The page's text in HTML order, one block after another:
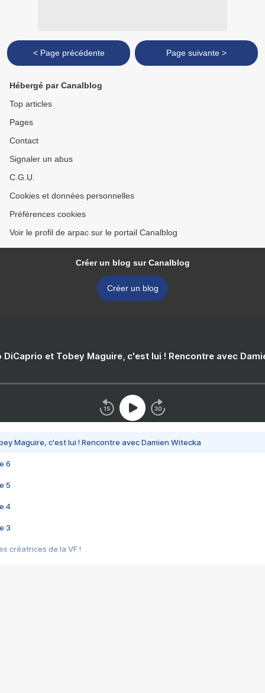
< Page précédente Page suivante >
Hébergé par Canalblog
Top articles
Pages
Contact
Signaler un abus
C.G.U.
Cookies et données personnelles
Préférences cookies
Voir le profil de arpac sur le portail Canalblog
Créer un blog sur Canalblog
Créer un blog
DiCaprio et Tobey Maguire, c'est lui ! Rencontre avec
Maguire, c'est lui ! Rencontre avec Damien Witecka
6
5
4
3
créatrices de la VF !